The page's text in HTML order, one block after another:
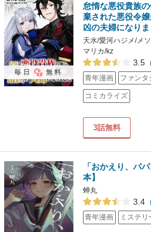
怠惰な悪役貴族
棄された悪役令
凶の夫婦になり
天水/愛河ハジメ/メ
マリカ/kz
3.5
青年漫画 ファンタ
コミカライズ
3話無料
毎日 無料
「おかえり、パ
本】
蝉丸
3.4
青年漫画 ミステリ